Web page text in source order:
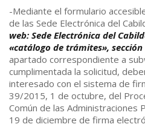
-Mediante el formulario
de las Sede Electrónica del
web: Sede Electrónica del
«catálogo de trámites», sección
apartado correspondiente a
cumplimentada la solicitud,
interesado con el sistema de
39/2015, 1 de octubre, del
Común de las Administraciones
19 de diciembre de firma